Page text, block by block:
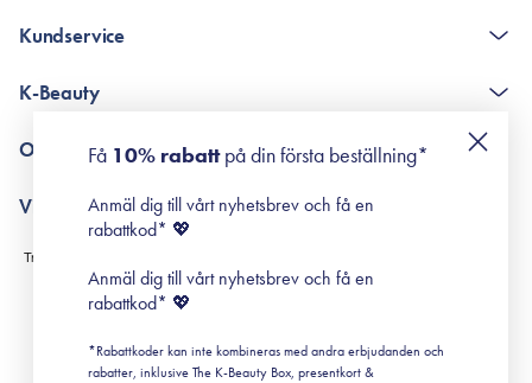
Kundservice
Poängshop - frågor och svar
K-Beauty
Retinol för nybörjare
Om Surisuri
Black Friday
Villkor
Leverans & Retur
Köpvillkor
Prenumerationsvillkor
Cookiepolicy
Få 10% rabattpå din första beställning*
Anmäl dig till vårt nyhetsbrev och få en
rabattkod* 💖
Anmäl dig till vårt nyhetsbrev och få en
rabattkod* 💖
*Rabattkoder kan inte kombineras med andra erbjudanden och
rabatter, inklusive The K-Beauty Box, presentkort &